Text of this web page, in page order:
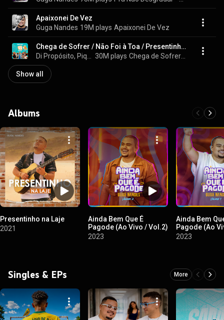
Apaixonei De Vez
Guga Nandes 19M plays Apaixonei De Vez
Chega de Sofrer / Não Foi à Toa / Presentinho / Manda Áudio (Ao Vivo)
30M plays
Show all
Albums
Presentinho na Laje
2021
Ainda Bem Que É
Pagode (Ao Vivo / Vol.2)
2023
Ainda Bem
Pagode (Ao
2023
Singles & EPs More